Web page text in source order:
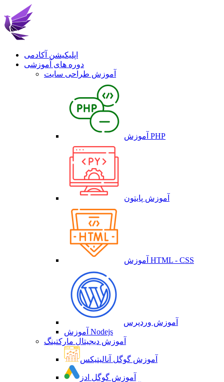
اپلیکیشن آکادمی
دوره های آموزشی
آموزش طراحی سایت
آموزش PHP
آموزش پایتون
آموزش HTML - CSS
آموزش وردپرس
آموزش Nodejs
آموزش دیجیتال مارکتینگ
آموزش گوگل آنالیتیکس
آموزش گوگل ادز